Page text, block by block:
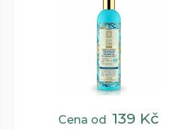
Cena od 139 Kč